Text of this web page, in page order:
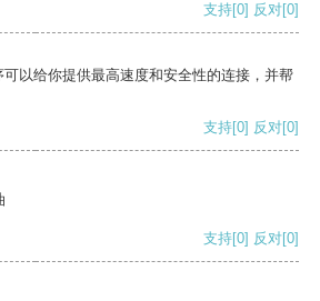
支持[0] 反对[0]
以给你提供最高速度和安全性的连接，并帮
支持[0] 反对[0]
支持[0] 反对[0]